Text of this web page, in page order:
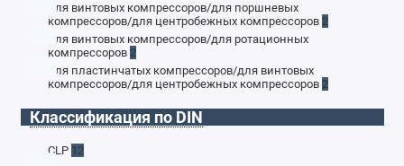
для винтовых компрессоров/для поршневых
компрессоров/для центробежных компрессоров 2
для винтовых компрессоров/для ротационных
компрессоров 2
для пластинчатых компрессоров/для винтовых
компрессоров/для центробежных компрессоров 2
Классификация по DIN
CLP 12